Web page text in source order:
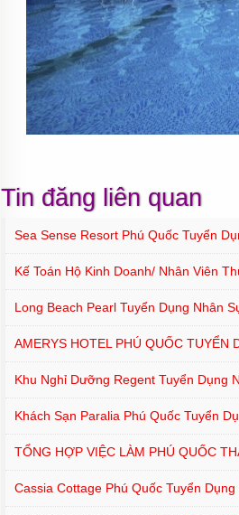
Tin đăng liên quan
Sea Sense Resort Phú Quốc Tuyển
Kế Toán Hộ Kinh Doanh/ Nhân Viên
Long Beach Pearl Tuyển Dụng Nhân
AMERYS HOTEL PHÚ QUỐC TUYỂN
Khu Nghỉ Dưỡng Regent Tuyển Dụng
Khách Sạn Paralia Phú Quốc Tuyển
TỔNG HỢP VIỆC LÀM PHÚ QUỐC
Cassia Cottage Phú Quốc Tuyển